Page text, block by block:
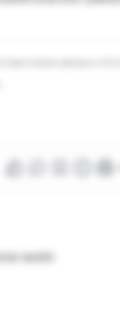
sesión